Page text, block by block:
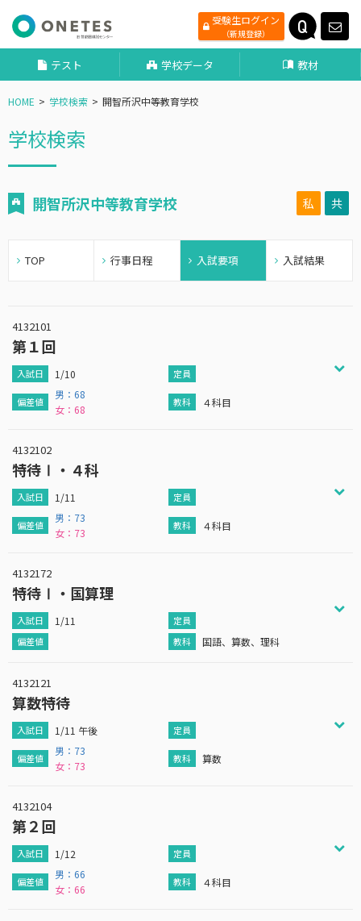
受験生ログイン
（新規登録）
テスト 学校データ 教材
HOME 学校検索 開智所沢中等教育学校
学校検索
開智所沢中等教育学校 私 共
TOP 行事日程 入試要項 入試結果
4132101
第１回
1/10
４科目
男：68
女：68
4132102
特待Ⅰ・４科
1/11
４科目
男：73
女：73
4132172
特待Ⅰ・国算理
1/11
国語、算数、理科
4132121
算数特待
1/11 午後
算数
男：73
女：73
4132104
第２回
1/12
４科目
男：66
女：66